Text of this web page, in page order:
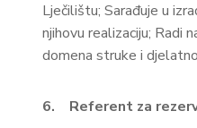
Lječilištu; Sarađuje u
njihovu realizaciju; Radi
domena struke i
6. Referent za